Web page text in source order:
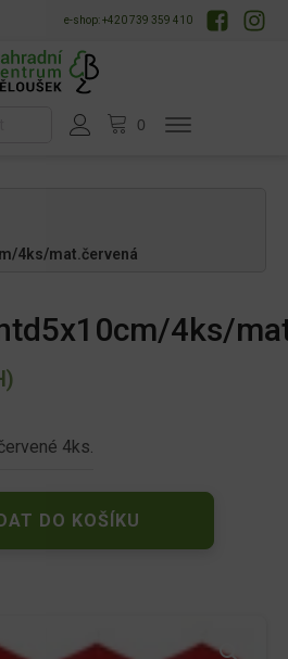
e-shop: +420 739 359 410
4ks/mat.červená
4ks/
4ks.
DO KOŠÍKU